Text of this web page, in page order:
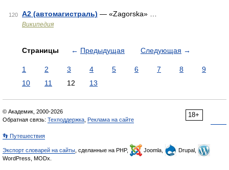
120 A2 (автомагистраль) — «Zagorska» …
Википедия
Страницы ← Предыдущая Следующая →
1 2 3 4 5 6 7 8
9
10
11 12 13
18+
© Академик, 2000-2026
Обратная связь: Техподдержка Реклама на сайте
👣 Путешествия
Экспорт словарей на сайты , сделанные на PHP, Joomla,
Drupal,
WordPress, MODx.